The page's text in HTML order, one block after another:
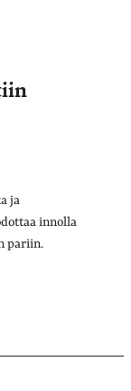
ja
innolla
pariin.